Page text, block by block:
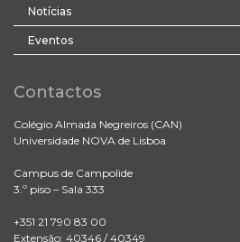
Notícias
Eventos
Contactos
Colégio Almada Negreiros (CAN)
Universidade NOVA de Lisboa
Campus de Campolide
3.º piso – Sala 333
+351 21 790 83 00
Extensão: 40346 / 40349